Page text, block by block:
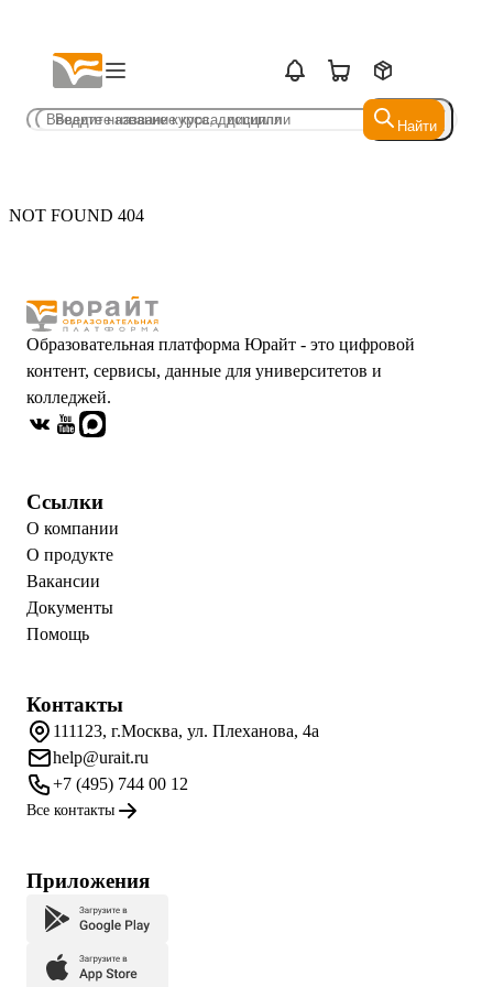
Найти
Найти
NOT FOUND 404
Образовательная платформа Юрайт - это цифровой
контент, сервисы, данные для университетов и
колледжей.
Ссылки
О компании
О продукте
Вакансии
Документы
Помощь
Контакты
111123, г.Москва, ул. Плеханова, 4а
help@urait.ru
+7 (495) 744 00 12
Все контакты
Приложения